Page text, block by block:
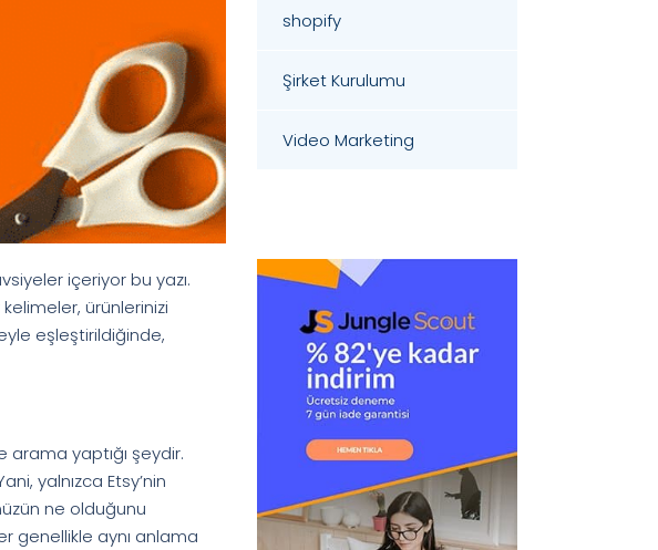
içeriyor bu yazı.
ürünlerinizi
eşleştirildiğinde,
arama yaptığı şeydir.
yalnızca Etsy’nin
ne olduğunu
genellikle aynı anlama
shopify
Şirket Kurulumu
Video Marketing